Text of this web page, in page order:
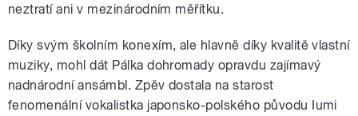
neztratí ani v mezinárodním měřítku.
Díky svým školním konexím, ale hlavně díky kvalitě vlastní
muziky, mohl dát Pálka dohromady opravdu zajímavý
nadnárodní ansámbl. Zpěv dostala na starost
fenomenální vokalistka japonsko-polského původu Iumi